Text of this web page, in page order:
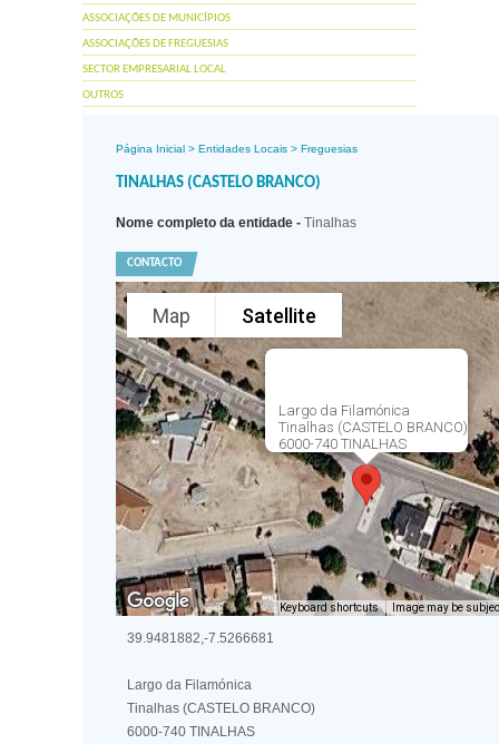
ASSOCIAÇÕES DE MUNICÍPIOS
ASSOCIAÇÕES DE FREGUESIAS
SECTOR EMPRESARIAL LOCAL
OUTROS
Página Inicial > Entidades Locais > Freguesias
TINALHAS (CASTELO BRANCO)
Nome completo da entidade - Tinalhas
CONTACTO
Largo da Filamónica
Tinalhas (CASTELO BRANCO)
6000-740 TINALHAS
Map Satellite
Keyboard shortcuts Image may be
39.9481882,-7.5266681
Largo da Filamónica
Tinalhas (CASTELO BRANCO)
6000-740 TINALHAS